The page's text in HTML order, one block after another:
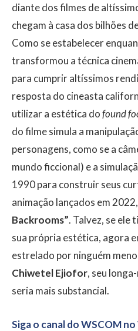
diante dos filmes de
chegam à casa dos bilhões
Como se estabelecer
transformou a técnica
para cumprir altíssimos
resposta do cineasta
utilizar a estética dofound
do filme simula a
personagens, como se a
mundo ficcional) e a
1990 para construir seus
animação lançados em
Backrooms”. Talvez, se ele
sua própria estética, agora
estrelado por ninguém
Chiwetel Ejiofor, seu
seria mais substancial.
Siga o canal do WSCOM